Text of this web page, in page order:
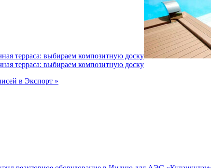
терраса: выбираем композитную доску
терраса: выбираем композитную доску
в Экспорт »